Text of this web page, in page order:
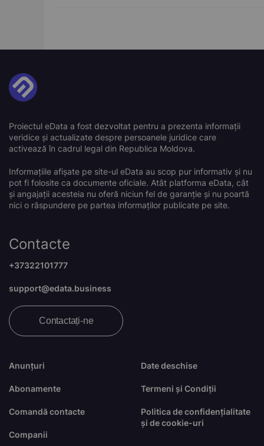
Proiectul eData a fost dezvoltat pentru a prezenta informații
veridice și actualizate despre persoanele juridice care
activează în cadrul legal din Republica Moldova.
Informațiile afișate pe site-ul eData au scop pur informativ și nu
pot fi folosite ca documente oficiale. Atât platforma eData, cât
și angajații acesteia nu oferă niciun fel de garanție și nu poartă
nici o răspundere pe partea informaților publicate pe site.
Anunțuri
Abonamente
Comandă contacte
Companii
Date deschise
Termeni și Condiții
Politica de confidențialitate
și de cookie-uri
Contacte
+37322101777
support@edata.business
Contactați-ne